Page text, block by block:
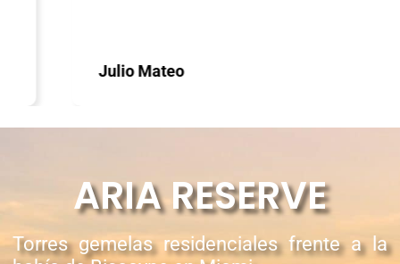
Julio Mateo
ARIA RESERVE
Torres gemelas residenciales frente a la